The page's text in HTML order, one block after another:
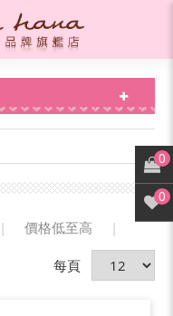
| 價格低至高
|
每頁
0
0